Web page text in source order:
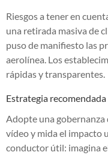
Riesgos a tener en
una retirada masiva de
puso de manifiesto las
aerolínea. Los
rápidas y transparentes.
Estrategia
Adopte una
vídeo y mida el impacto
conductor útil: imagina